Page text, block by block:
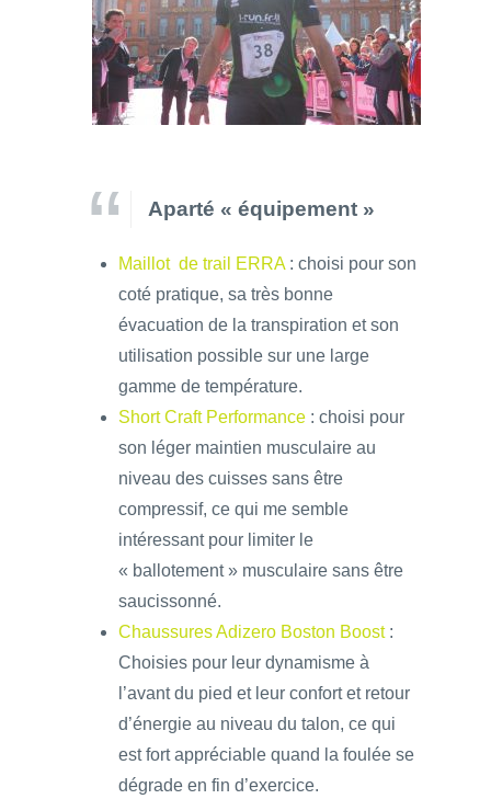
Aparté « équipement »
Maillot de trail ERRA : choisi pour son
coté pratique, sa très bonne
évacuation de la transpiration et son
utilisation possible sur une large
gamme de température.
Short Craft Performance : choisi pour
son léger maintien musculaire au
niveau des cuisses sans être
compressif, ce qui me semble
intéressant pour limiter le
« ballotement » musculaire sans être
saucissonné.
Chaussures Adizero Boston Boost:
Choisies pour leur dynamisme à
l’avant du pied et leur confort et retour
d’énergie au niveau du talon, ce qui
est fort appréciable quand la foulée se
dégrade en fin d’exercice.